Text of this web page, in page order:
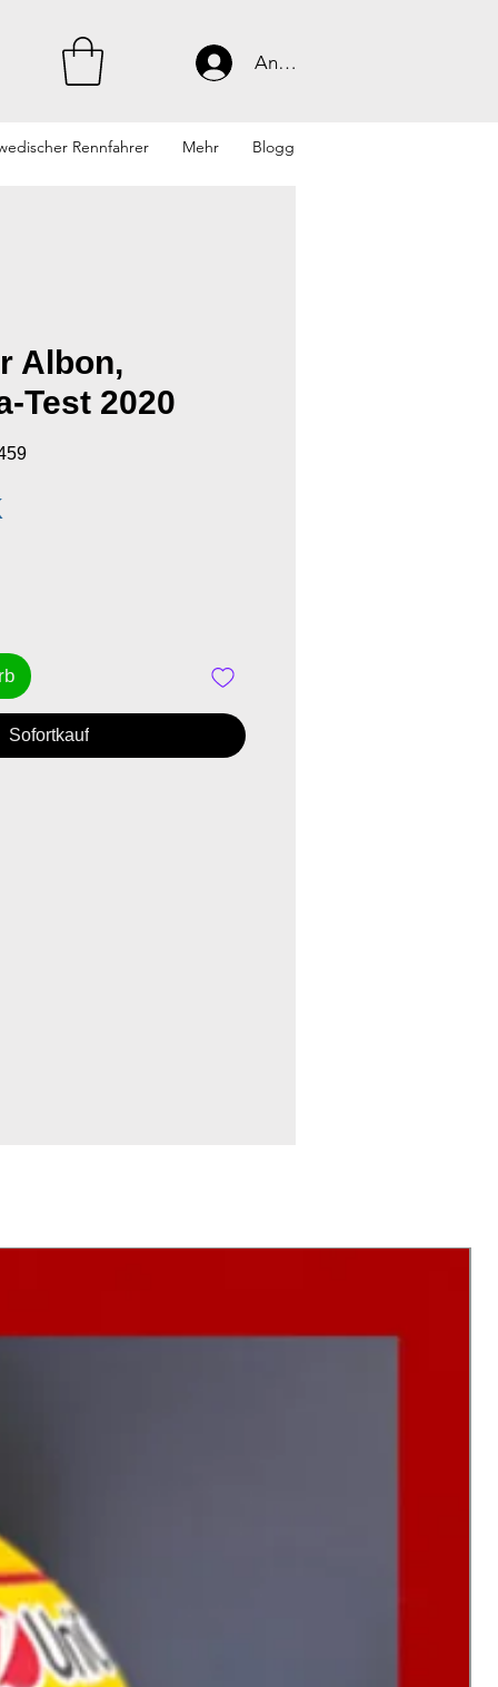
Anmelden
Rennfahrer Mehr Blogg
Albon,
Test 2020
Sofortkauf